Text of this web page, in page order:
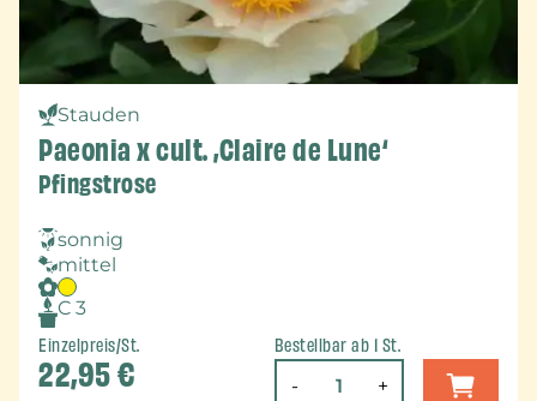
Stauden
Paeonia x cult. ‚Claire de Lune‘
Pfingstrose
sonnig
mittel
C 3
Einzelpreis/St.
22,95€
Bestellbar ab 1 St.
- +